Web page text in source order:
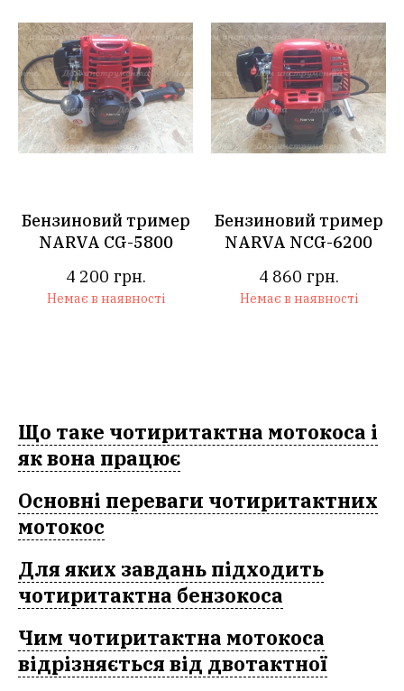
Бензиновий тример
NARVA CG-5800
4 200 грн.
Немає в наявності
Бензиновий тример
NARVA NCG-6200
4 860 грн.
Немає в наявності
Що таке чотиритактна мотокоса і
як вона працює
Основні переваги чотиритактних
мотокос
Для яких завдань підходить
чотиритактна бензокоса
Чим чотиритактна мотокоса
відрізняється від двотактної